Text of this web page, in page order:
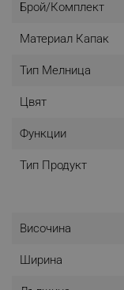
- Керамичен
- Не съдържа BPA
Брой/комплект
Материал Капак
Тип Мелница
Цвят
Функции
Тип Продукт
Височина
Ширина